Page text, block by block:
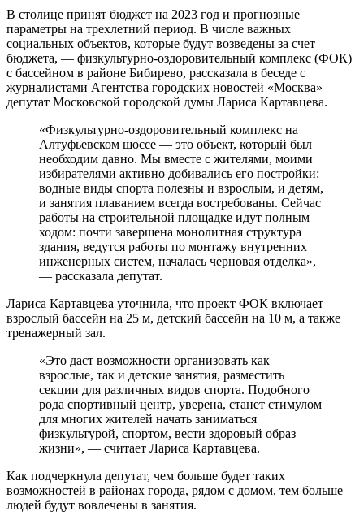
В столице принят бюджет на 2023 год и прогнозные
параметры на трехлетний период. В числе важных
социальных объектов, которые будут возведены за счет
бюджета, — физкультурно-оздоровительный комплекс (ФОК)
с бассейном в районе Бибирево, рассказала в беседе с
журналистами Агентства городских новостей «Москва»
депутат Московской городской думы Лариса Картавцева.
«Физкультурно-оздоровительный комплекс на
Алтуфьевском шоссе — это объект, который был
необходим давно. Мы вместе с жителями, моими
избирателями активно добивались его постройки:
водные виды спорта полезны и взрослым, и детям,
и занятия плаванием всегда востребованы. Сейчас
работы на строительной площадке идут полным
ходом: почти завершена монолитная структура
здания, ведутся работы по монтажу внутренних
инженерных систем, началась черновая отделка»,
— рассказала депутат.
Лариса Картавцева уточнила, что проект ФОК включает
взрослый бассейн на 25 м, детский бассейн на 10 м, а также
тренажерный зал.
«Это даст возможности организовать как
взрослые, так и детские занятия, разместить
секции для различных видов спорта. Подобного
рода спортивный центр, уверена, станет стимулом
для многих жителей начать заниматься
физкультурой, спортом, вести здоровый образ
жизни», — считает Лариса Картавцева.
Как подчеркнула депутат, чем больше будет таких
возможностей в районах города, рядом с домом, тем больше
людей будут вовлечены в занятия.